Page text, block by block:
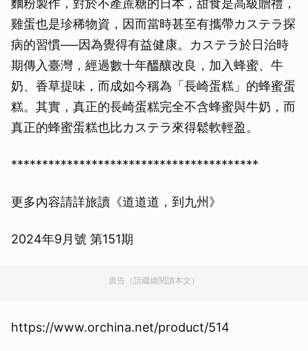
麵粉製作，對於不產蔗糖的日本，甜食是高級贈禮，
雞蛋也是珍稀物資，因而當時甚至有攜帶カステラ探
病的習慣──因為覺得有益健康。カステラ於日治時
期傳入臺灣，經過數十年醞釀改良，加入蜂蜜、牛
奶、香草提味，而成如今稱為「長崎蛋糕」的蜂蜜蛋
糕。其實，真正的長崎蛋糕完全不含蜂蜜與牛奶，而
真正的蜂蜜蛋糕也比カステラ來得鬆軟輕盈。
****************************************
更多內容請詳旅讀《道道道，到九州》
2024年9月號 第151期
廣告（請繼續閱讀本文）
https://www.orchina.net/product/514